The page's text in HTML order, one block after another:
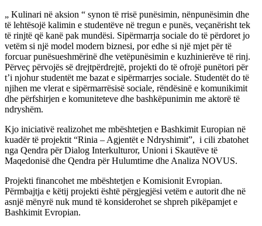
„ Kulinari në aksion “ synon të rrisë punësimin, nënpunësimin dhe
të lehtësojë kalimin e studentëve në tregun e punës, veçanërisht tek
të rinjtë që kanë pak mundësi. Sipërmarrja sociale do të përdoret jo
vetëm si një model modern biznesi, por edhe si një mjet për të
forcuar punësueshmërinë dhe vetëpunësimin e kuzhinierëve të rinj.
Përveç përvojës së drejtpërdrejtë, projekti do të ofrojë punëtori për
t’i njohur studentët me bazat e sipërmarrjes sociale. Studentët do të
njihen me vlerat e sipërmarrësisë sociale, rëndësinë e komunikimit
dhe përfshirjen e komuniteteve dhe bashkëpunimin me aktorë të
ndryshëm.
Kjo iniciativë realizohet me mbështetjen e Bashkimit Europian në
kuadër të projektit “Rinia – Agjentët e Ndryshimit”, i cili zbatohet
nga Qendra për Dialog Interkulturor, Unioni i Skautëve të
Maqedonisë dhe Qendra për Hulumtime dhe Analiza NOVUS.
Projekti financohet me mbështetjen e Komisionit Evropian.
Përmbajtja e këtij projekti është përgjegjësi vetëm e autorit dhe në
asnjë mënyrë nuk mund të konsiderohet se shpreh pikëpamjet e
Bashkimit Evropian.